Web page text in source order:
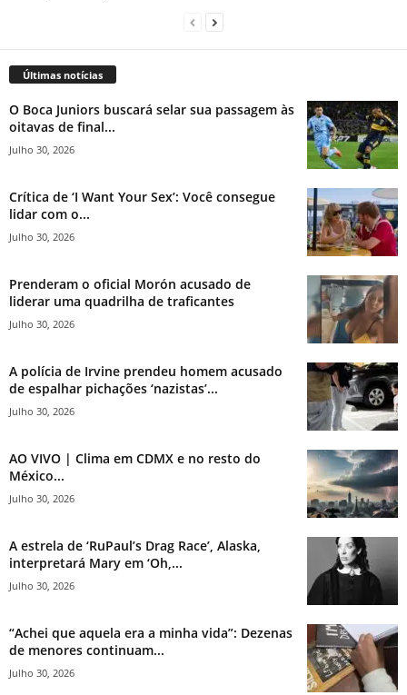
Últimas notícias
O Boca Juniors buscará selar sua passagem às
oitavas de final...
Julho 30, 2026
Crítica de ‘I Want Your Sex’: Você consegue
lidar com o...
Julho 30, 2026
Prenderam o oficial Morón acusado de
liderar uma quadrilha de traficantes
Julho 30, 2026
A polícia de Irvine prendeu homem acusado
de espalhar pichações ‘nazistas’...
Julho 30, 2026
AO VIVO | Clima em CDMX e no resto do
México...
Julho 30, 2026
A estrela de ‘RuPaul’s Drag Race’, Alaska,
interpretará Mary em ‘Oh,...
Julho 30, 2026
“Achei que aquela era a minha vida”: Dezenas
de menores continuam...
Julho 30, 2026